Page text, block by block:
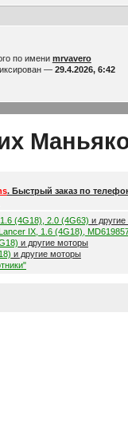
по имени mrvavero
— 29.4.2026, 6:42
. Быстрый заказ по
(4G18), 2.0 (4G63) и
IX, 1.6 (4G18),
и другие моторы
и другие моторы